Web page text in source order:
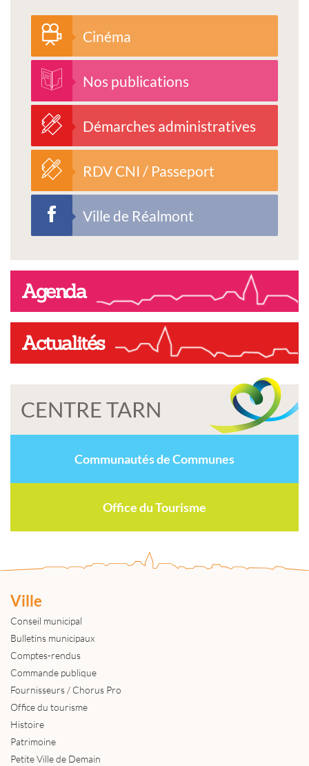
Cinéma
Nos publications
Démarches administratives
RDV CNI / Passeport
Ville de Réalmont
Agenda
Actualités
CENTRE TARN
Communautés de Communes
Office du Tourisme
Ville
Conseil municipal
Bulletins municipaux
Comptes-rendus
Commande publique
Fournisseurs / Chorus Pro
Office du tourisme
Histoire
Patrimoine
Petite Ville de Demain